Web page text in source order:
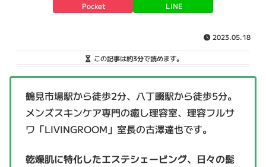
Pocket LINE
2023.05.18
この記事は約3分で読めます。
鶴見市場駅から徒歩2分、八丁畷駅から徒歩5分。
メンズスキンケア専門の癒し理容室、理容フルサ
ワ「LIVINGROOM」室長の古澤達也です。
乾燥肌に特化したエステシェービング、日々の髭